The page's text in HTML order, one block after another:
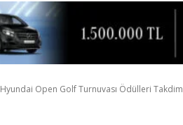
Hyundai Open Golf Turnuvası Ödülleri